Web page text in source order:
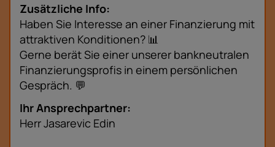
Zusätzliche Info:
Haben Sie Interesse an einer Finanzierung mit
attraktiven Konditionen? 📊
Gerne berät Sie einer unserer bankneutralen
Finanzierungsprofis in einem persönlichen
Gespräch. 💬
Ihr Ansprechpartner:
Herr Jasarevic Edin